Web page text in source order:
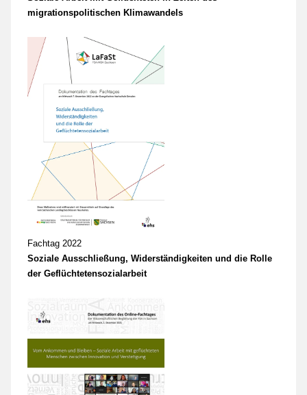
migrationspolitischen Klimawandels
Fachtag 2022
Soziale Ausschließung, Widerständigkeiten und die Rolle
der Geflüchtetensozialarbeit